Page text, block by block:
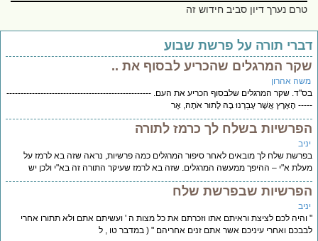
טרם נערך דיון סביב חידוש זה
תורה על פרשת שבוע
המרגלים שהכריע לבסוף את ..
אהרון
שקר המרגלים שלבסוף הכריע את העם. ---------------------------------------------------
הָאָרֶץ אֲשֶׁר עָבַרְנוּ בָהּ לָתוּר אֹתָהּ, אֶר
בשלח לך כרמז לתורה
שלח לך מובאים לאחר סיפור המרגלים כמה פרשיות, נראה שזה בא לרמז על
א"י – ההיפך ממעשה המרגלים. שזה בא לרמז שעיקר התורה זה בא"י ולכן יש
שבפרשת שלח
לכם לציצת וראיתם אתו וזכרתם את כל מצות ה ' ועשיתם אתם ולא תתורו אחרי
ואחרי עיניכם אשר אתם זנים אחריהם " ( במדבר טו , ל